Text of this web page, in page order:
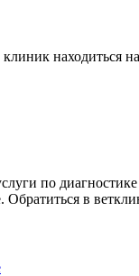
находиться на
по
Обратиться в